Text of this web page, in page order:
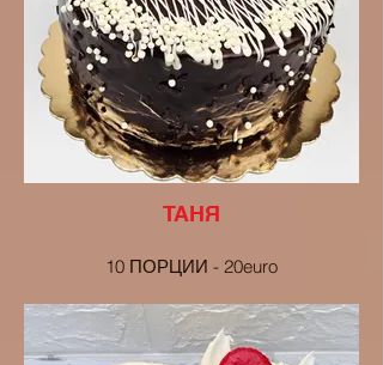
ТАНЯ
10 ПОРЦИИ - 20euro